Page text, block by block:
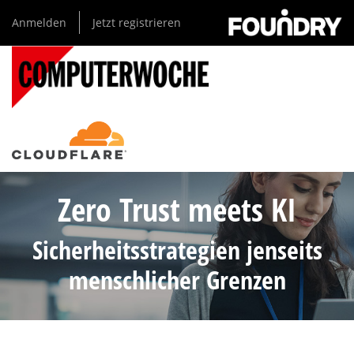
zum
Inhalt
Anmelden Jetzt registrieren
Zero Trust meets KI
Sicherheitsstrategien jenseits
menschlicher Grenzen